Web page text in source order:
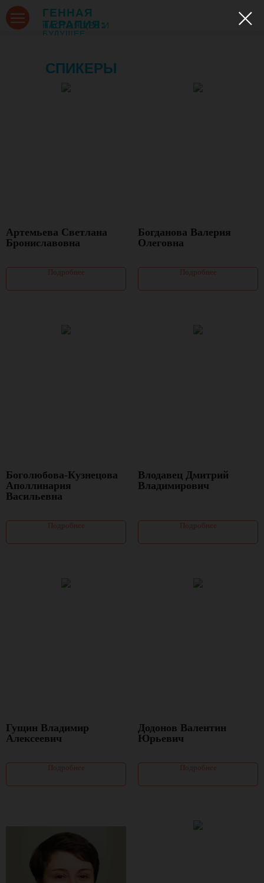
ГЕННАЯ
ТЕРАПИЯ:
НАСТОЯЩЕЕ И
БУДУЩЕЕ
СПИКЕРЫ
Артемьева Светлана
Брониславовна
Подробнее
Богданова Валерия
Олеговна
Подробнее
Боголюбова-Кузнецова
Аполлинария
Васильевна
Подробнее
Влодавец Дмитрий
Владимирович
Подробнее
Гущин Владимир
Алексеевич
Подробнее
Додонов Валентин
Юрьевич
Подробнее